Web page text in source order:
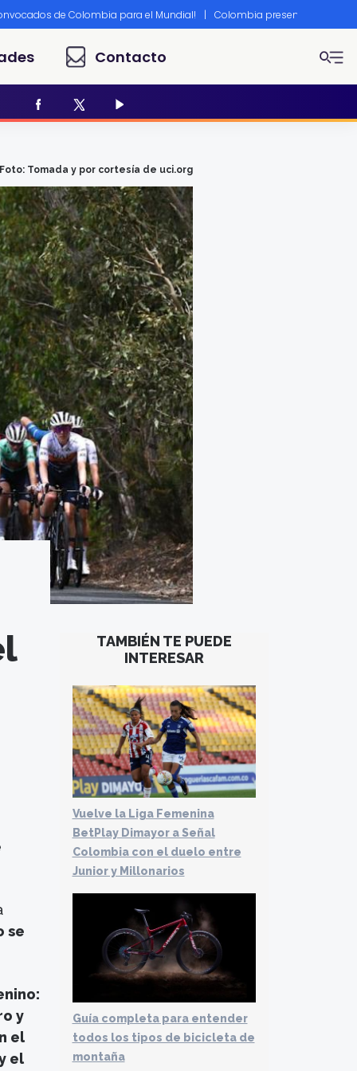
de Colombia para el Mundial! | Colombia presente en
Contacto
Tomada y por cortesía de uci.org
se
y
el
el
TAMBIÉN TE PUEDE
INTERESAR
Vuelve la Liga Femenina
BetPlay Dimayor a Señal
Colombia con el duelo entre
Junior y Millonarios
Guía completa para entender
todos los tipos de bicicleta de
montaña